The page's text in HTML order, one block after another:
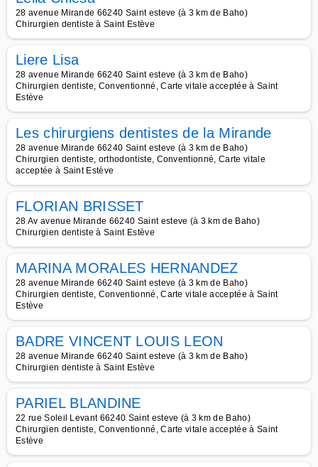
28 avenue Mirande 66240 Saint esteve (à 3 km de Baho)
Chirurgien dentiste à Saint Estève
Liere Lisa
28 avenue Mirande 66240 Saint esteve (à 3 km de Baho)
Chirurgien dentiste, Conventionné, Carte vitale acceptée à Saint
Estève
Les chirurgiens dentistes de la Mirande
28 avenue Mirande 66240 Saint esteve (à 3 km de Baho)
Chirurgien dentiste, orthodontiste, Conventionné, Carte vitale
acceptée à Saint Estève
FLORIAN BRISSET
28 Av avenue Mirande 66240 Saint esteve (à 3 km de Baho)
Chirurgien dentiste à Saint Estève
MARINA MORALES HERNANDEZ
28 avenue Mirande 66240 Saint esteve (à 3 km de Baho)
Chirurgien dentiste, Conventionné, Carte vitale acceptée à Saint
Estève
BADRE VINCENT LOUIS LEON
28 avenue Mirande 66240 Saint esteve (à 3 km de Baho)
Chirurgien dentiste à Saint Estève
PARIEL BLANDINE
22 rue Soleil Levant 66240 Saint esteve (à 3 km de Baho)
Chirurgien dentiste, Conventionné, Carte vitale acceptée à Saint
Estève